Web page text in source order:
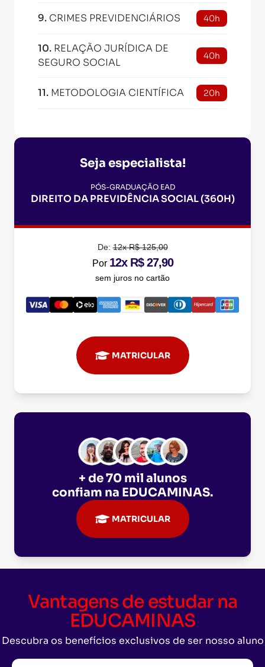
9. CRIMES PREVIDENCIÁRIOS 40h
10. RELAÇÃO JURÍDICA DE
SEGURO SOCIAL
40h
11. METODOLOGIA CIENTÍFICA 20h
Seja especialista!
PÓS-GRADUAÇÃO EAD
DIREITO DA PREVIDÊNCIA SOCIAL (360H)
De:12x R$ 125,00
Por 12x R$ 27,90
sem juros no cartão
MATRICULAR
+ de 70 mil alunos
confiam na EDUCAMINAS.
MATRICULAR
Vantagens de estudar na
EDUCAMINAS
Descubra os benefícios exclusivos de ser nosso aluno